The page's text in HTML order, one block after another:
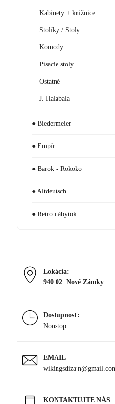
Kabinety + knižnice
Stolíky / Stoly
Komody
Písacie stoly
Ostatné
J. Halabala
● Biedermeier
● Empír
● Barok - Rokoko
● Altdeutsch
● Retro nábytok
Lokácia:
940 02 Nové Zámky
Dostupnosť:
Nonstop
EMAIL
KONTAKTUJTE NÁS